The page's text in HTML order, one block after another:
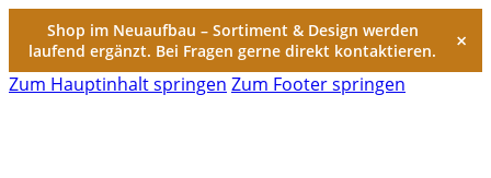
Shop im Neuaufbau – Sortiment & Design werden
laufend ergänzt. Bei Fragen gerne direkt kontaktieren.
×
Zum Hauptinhalt springen Zum Footer springen